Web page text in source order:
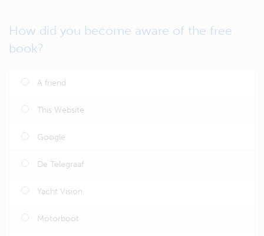
How did you become aware of the free
book?
A friend
This Website
Google
De Telegraaf
Yacht Vision
Motorboot